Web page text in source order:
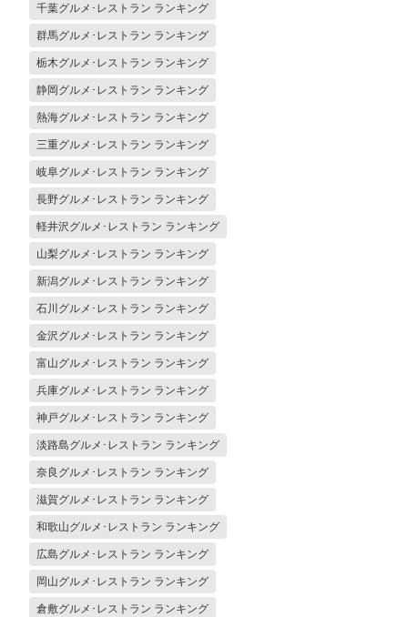
千葉グルメ･レストラン ランキング
群馬グルメ･レストラン ランキング
栃木グルメ･レストラン ランキング
静岡グルメ･レストラン ランキング
熱海グルメ･レストラン ランキング
三重グルメ･レストラン ランキング
岐阜グルメ･レストラン ランキング
長野グルメ･レストラン ランキング
軽井沢グルメ･レストラン ランキング
山梨グルメ･レストラン ランキング
新潟グルメ･レストラン ランキング
石川グルメ･レストラン ランキング
金沢グルメ･レストラン ランキング
富山グルメ･レストラン ランキング
兵庫グルメ･レストラン ランキング
神戸グルメ･レストラン ランキング
淡路島グルメ･レストラン ランキング
奈良グルメ･レストラン ランキング
滋賀グルメ･レストラン ランキング
和歌山グルメ･レストラン ランキング
広島グルメ･レストラン ランキング
岡山グルメ･レストラン ランキング
倉敷グルメ･レストラン ランキング